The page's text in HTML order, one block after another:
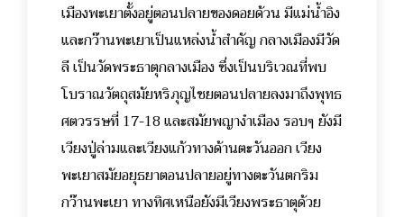
เมืองพะเยาตั้งอยู่ตอนปลายของดอยด้วน มีแม่น้ำอิง
และกว๊านพะเยาเป็นแหล่งน้ำสำคัญ กลางเมืองมีวัด
ลี เป็นวัดพระธาตุกลางเมือง ซึ่งเป็นบริเวณที่พบ
โบราณวัตถุสมัยหริภุญไชยตอนปลายลงมาถึงพุทธ
ศตวรรษที่ 17-18 และสมัยพญางำเมือง รอบๆ ยังมี
เวียงปู่ล่ามและเวียงแก้วทางด้านตะวันออก เวียง
พะเยาสมัยอยุธยาตอนปลายอยู่ทางตะวันตกริม
กว๊านพะเยา ทางทิศเหนือยังมีเวียงพระธาตุด้วย